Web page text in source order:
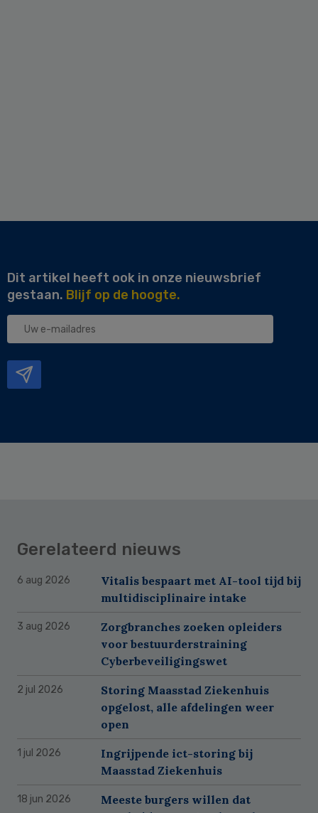
Dit artikel heeft ook in onze nieuwsbrief
gestaan. Blijf op de hoogte.
Uw
Gerelateerd nieuws
6 aug 2026
Vitalis bespaart met AI-tool tijd bij
multidisciplinaire intake
3 aug 2026
Zorgbranches zoeken opleiders
voor bestuurderstraining
Cyberbeveiligingswet
2 jul 2026
Storing Maasstad Ziekenhuis
opgelost, alle afdelingen weer
open
1 jul 2026
Ingrijpende ict-storing bij
Maasstad Ziekenhuis
18 jun 2026
Meeste burgers willen dat